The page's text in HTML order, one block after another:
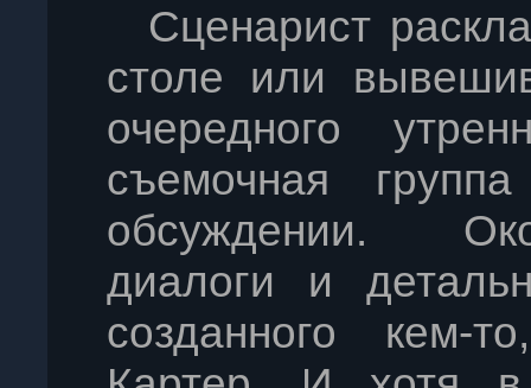
Сценарист
столе или
очередного
съемочная
обсуждении.
диалоги и
созданного кем-